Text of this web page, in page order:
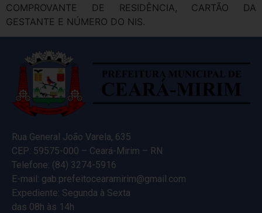
COMPROVANTE DE RESIDÊNCIA, CARTÃO DA
GESTANTE E NÚMERO DO NIS.
Rua General João Varela, 635
CEP: 59575-000 – Ceará-Mirim – RN
Telefone: (84) 3274-5916
E-mail: gab.prefeitocearamirim@gmail.com
Expediente: Segunda à Sexta
das 08h às 14h